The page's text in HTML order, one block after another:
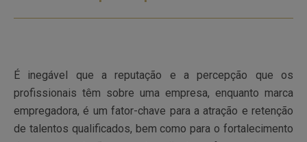
É inegável que a reputação e a percepção que os
profissionais têm sobre uma empresa, enquanto marca
empregadora, é um fator-chave para a atração e retenção
de talentos qualificados, bem como para o fortalecimento